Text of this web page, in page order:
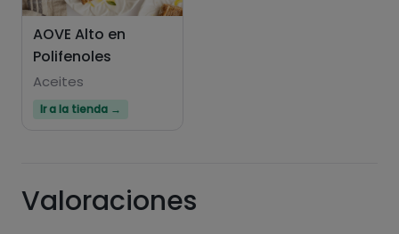
AOVE Alto en
Polifenoles
Aceites
Ir a la tienda →
Valoraciones